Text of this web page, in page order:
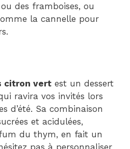
des framboises, ou
la cannelle pour
citron vert est un dessert
ravira vos invités lors
d’été. Sa combinaison
et acidulées,
du thym, en fait un